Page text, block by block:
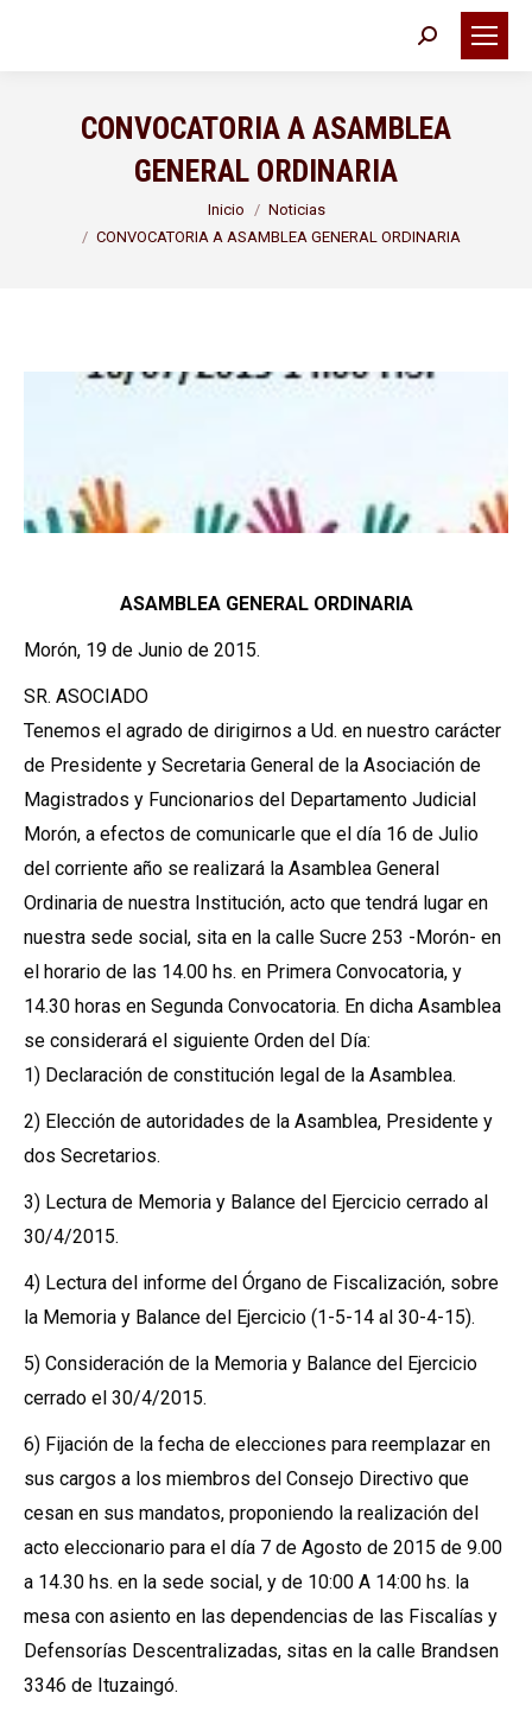
Buscar:
CONVOCATORIA A ASAMBLEA
GENERAL ORDINARIA
Inicio
Noticias
CONVOCATORIA A ASAMBLEA GENERAL ORDINARIA
ASAMBLEA GENERAL ORDINARIA
Morón, 19 de Junio de 2015.
SR. ASOCIADO
Tenemos el agrado de dirigirnos a Ud. en nuestro carácter
de Presidente y Secretaria General de la Asociación de
Magistrados y Funcionarios del Departamento Judicial
Morón, a efectos de comunicarle que el día 16 de Julio
del corriente año se realizará la Asamblea General
Ordinaria de nuestra Institución, acto que tendrá lugar en
nuestra sede social, sita en la calle Sucre 253 -Morón- en
el horario de las 14.00 hs. en Primera Convocatoria, y
14.30 horas en Segunda Convocatoria. En dicha Asamblea
se considerará el siguiente Orden del Día:
1) Declaración de constitución legal de la Asamblea.
2) Elección de autoridades de la Asamblea, Presidente y
dos Secretarios.
3) Lectura de Memoria y Balance del Ejercicio cerrado al
30/4/2015.
4) Lectura del informe del Órgano de Fiscalización, sobre
la Memoria y Balance del Ejercicio (1-5-14 al 30-4-15).
5) Consideración de la Memoria y Balance del Ejercicio
cerrado el 30/4/2015.
6) Fijación de la fecha de elecciones para reemplazar en
sus cargos a los miembros del Consejo Directivo que
cesan en sus mandatos, proponiendo la realización del
acto eleccionario para el día 7 de Agosto de 2015 de 9.00
a 14.30 hs. en la sede social, y de 10:00 A 14:00 hs. la
mesa con asiento en las dependencias de las Fiscalías y
Defensorías Descentralizadas, sitas en la calle Brandsen
3346 de Ituzaingó.